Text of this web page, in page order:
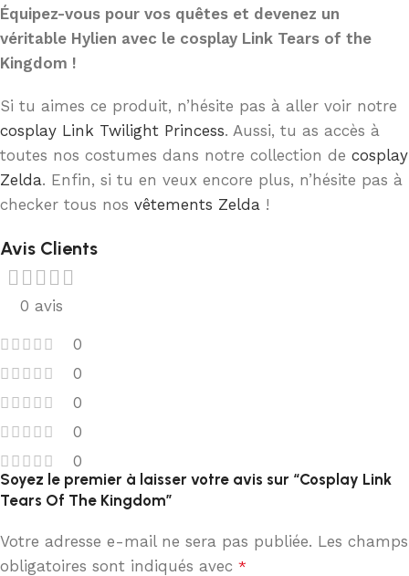
Équipez-vous pour vos quêtes et devenez un
véritable Hylien avec le cosplay Link Tears of the
Kingdom !
Si tu aimes ce produit, n’hésite pas à aller voir notre
cosplay Link Twilight Princess. Aussi, tu as accès à
toutes nos costumes dans notre collection de cosplay
Zelda. Enfin, si tu en veux encore plus, n’hésite pas à
checker tous nos vêtements Zelda !
Avis Clients
0 avis
0
0
0
0
0
Soyez le premier à laisser votre avis sur “Cosplay Link
Tears Of The Kingdom”
Votre adresse e-mail ne sera pas publiée. Les champs
obligatoires sont indiqués avec *